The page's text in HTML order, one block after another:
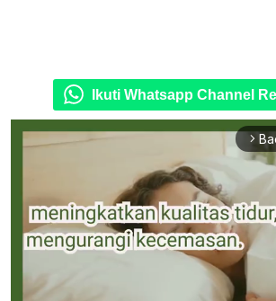
Ikuti Whatsapp Channel
arrow_forward_ios